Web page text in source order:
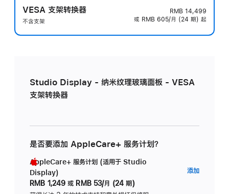
VESA 支架转换器
不含支架
RMB 14,499
或 RMB 605/月 (24 期) 起
Studio Display - 纳米纹理玻璃面板 - VESA
支架转换器
是否要添加 AppleCare+ 服务计划？
AppleCare+ 服务计划 (适用于 Studio
Display)
RMB 1,249 或 RMB 53/月 (24 期)
添加